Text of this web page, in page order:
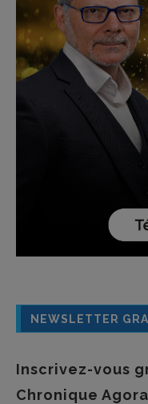
NEWSLETTER
Inscrivez-vous
Chronique Agora